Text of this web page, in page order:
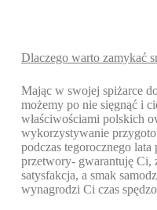
Dlaczego warto zamykać
Mając w swojej spiżarce
możemy po nie sięgnąć i
właściwościami polskich
wykorzystywanie
podczas tegorocznego
przetwory- gwarantuję Ci,
satysfakcja, a smak
wynagrodzi Ci czas